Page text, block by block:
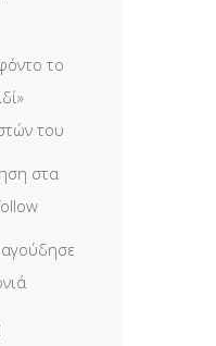
το
του
στα